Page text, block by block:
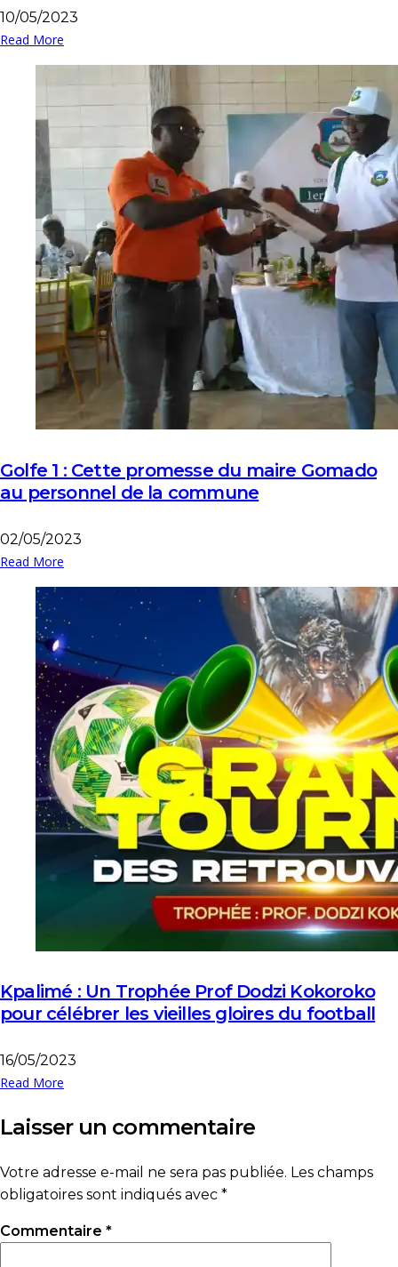
10/05/2023
Read More
Golfe 1 : Cette promesse du maire Gomado
au personnel de la commune
02/05/2023
Read More
Kpalimé : Un Trophée Prof Dodzi Kokoroko
pour célébrer les vieilles gloires du football
16/05/2023
Read More
Laisser un commentaire
Votre adresse e-mail ne sera pas publiée. Les champs
obligatoires sont indiqués avec *
Commentaire *